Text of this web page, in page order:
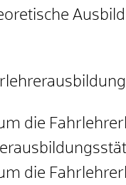
die
die